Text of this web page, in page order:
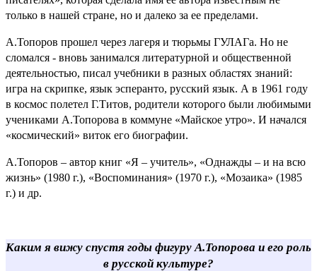
только в нашей стране, но и далеко за ее пределами.
А.Топоров прошел через лагеря и тюрьмы ГУЛАГа. Но не
сломался - вновь занимался литературной и общественной
деятельностью, писал учебники в разных областях знаний:
игра на скрипке, язык эсперанто, русский язык. А в 1961 году
в космос полетел Г.Титов, родители которого были любимыми
учениками А.Топорова в коммуне «Майское утро». И начался
«космический» виток его биографии.
А.Топоров – автор книг «Я – учитель», «Однажды – и на всю
жизнь» (1980 г.), «Воспоминания» (1970 г.), «Мозаика» (1985
г.) и др.
Каким я вижу спустя годы фигуру А.Топорова и его роль
в русской культуре?